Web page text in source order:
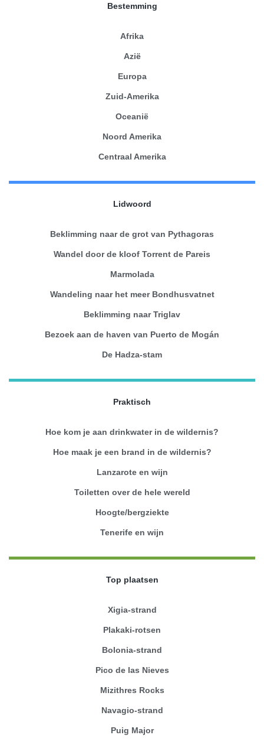
Bestemming
Afrika
Azië
Europa
Zuid-Amerika
Oceanië
Noord Amerika
Centraal Amerika
Lidwoord
Beklimming naar de grot van Pythagoras
Wandel door de kloof Torrent de Pareis
Marmolada
Wandeling naar het meer Bondhusvatnet
Beklimming naar Triglav
Bezoek aan de haven van Puerto de Mogán
De Hadza-stam
Praktisch
Hoe kom je aan drinkwater in de wildernis?
Hoe maak je een brand in de wildernis?
Lanzarote en wijn
Toiletten over de hele wereld
Hoogte/bergziekte
Tenerife en wijn
Top plaatsen
Xigia-strand
Plakaki-rotsen
Bolonia-strand
Pico de las Nieves
Mizithres Rocks
Navagio-strand
Puig Major